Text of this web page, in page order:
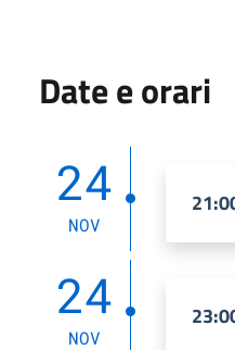
Date e orari
24
NOV
24
NOV